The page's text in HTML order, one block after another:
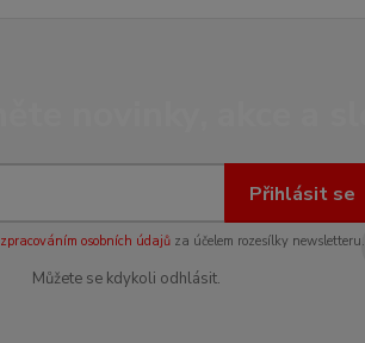
Přihlásit se
zpracováním osobních údajůza účelem rozesílky newsletteru.
Můžete se kdykoli odhlásit.